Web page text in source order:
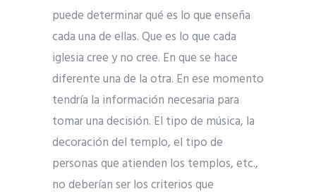
puede determinar qué es lo que enseña
cada una de ellas. Que es lo que cada
iglesia cree y no cree. En que se hace
diferente una de la otra. En ese momento
tendría la información necesaria para
tomar una decisión. El tipo de música, la
decoración del templo, el tipo de
personas que atienden los templos, etc.,
no deberían ser los criterios que